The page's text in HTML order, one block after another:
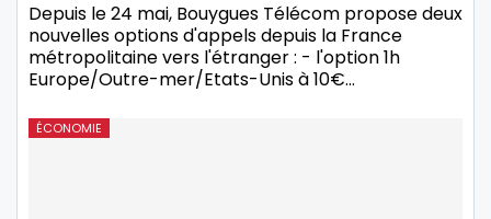
Depuis le 24 mai, Bouygues Télécom propose deux
nouvelles options d'appels depuis la France
métropolitaine vers l'étranger : - l'option 1h
Europe/Outre-mer/Etats-Unis à 10€…
ÉCONOMIE